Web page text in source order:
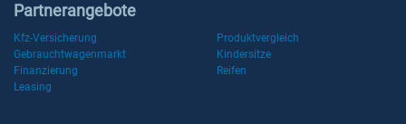
Partnerangebote
Kfz-Versicherung
Produktvergleich
Gebrauchtwagenmarkt
Kindersitze
Finanzierung
Reifen
Leasing